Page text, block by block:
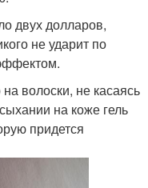
двух долларов,
не ударит по
волоски, не касаясь
на коже гель
придется